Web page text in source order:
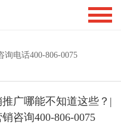
电话400-806-0075
广哪能不知道这些？|
咨询400-806-0075